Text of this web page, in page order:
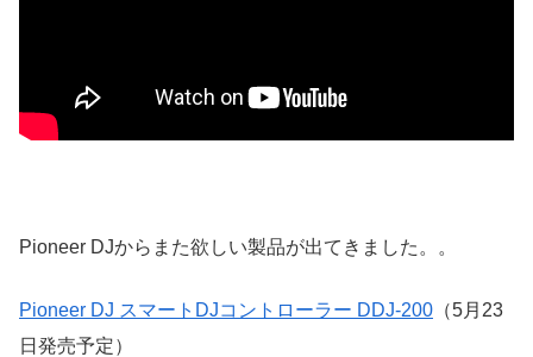
Pioneer DJからまた欲しい製品が出てきました。。
Pioneer DJ スマートDJコントローラー DDJ-200 （5月23
日発売予定）